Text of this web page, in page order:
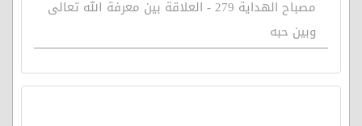
مصباح الهداية 279 - العلاقة بين معرفة الله تعالى
وبين حبه